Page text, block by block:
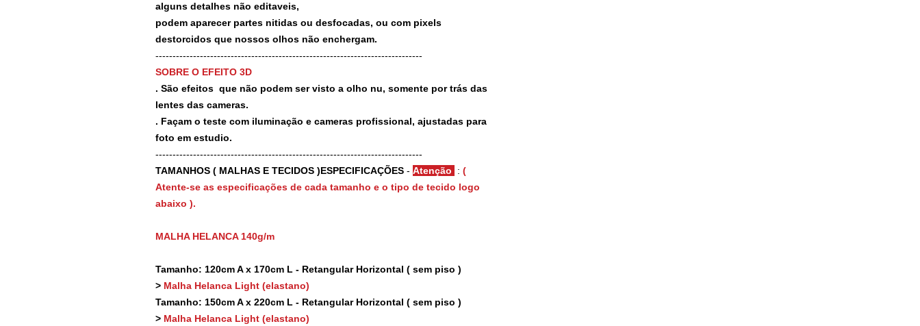
alguns detalhes não editaveis,
podem aparecer partes nitidas ou desfocadas, ou com pixels
destorcidos que nossos olhos não enchergam.
------------------------------------------------------------------------------
SOBRE O EFEITO 3D
. São efeitos que não podem ser visto a olho nu, somente por trás das
lentes das cameras.
. Façam o teste com iluminação e cameras profissional, ajustadas para
foto em estudio.
------------------------------------------------------------------------------
TAMANHOS ( MALHAS E TECIDOS )ESPECIFICAÇÕES - Atenção : (
Atente-se as especificações de cada tamanho e o tipo de tecido logo
abaixo ).
MALHA HELANCA 140g/m
Tamanho: 120cm A x 170cm L - Retangular Horizontal ( sem piso )
> Malha Helanca Light (elastano)
Tamanho: 150cm A x 220cm L - Retangular Horizontal ( sem piso )
> Malha Helanca Light (elastano)